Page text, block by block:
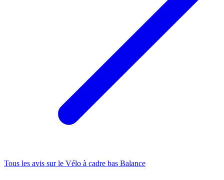
Tous les avis sur le Vélo à cadre bas Balance